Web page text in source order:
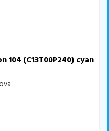
104 (C13T00P240) cyan